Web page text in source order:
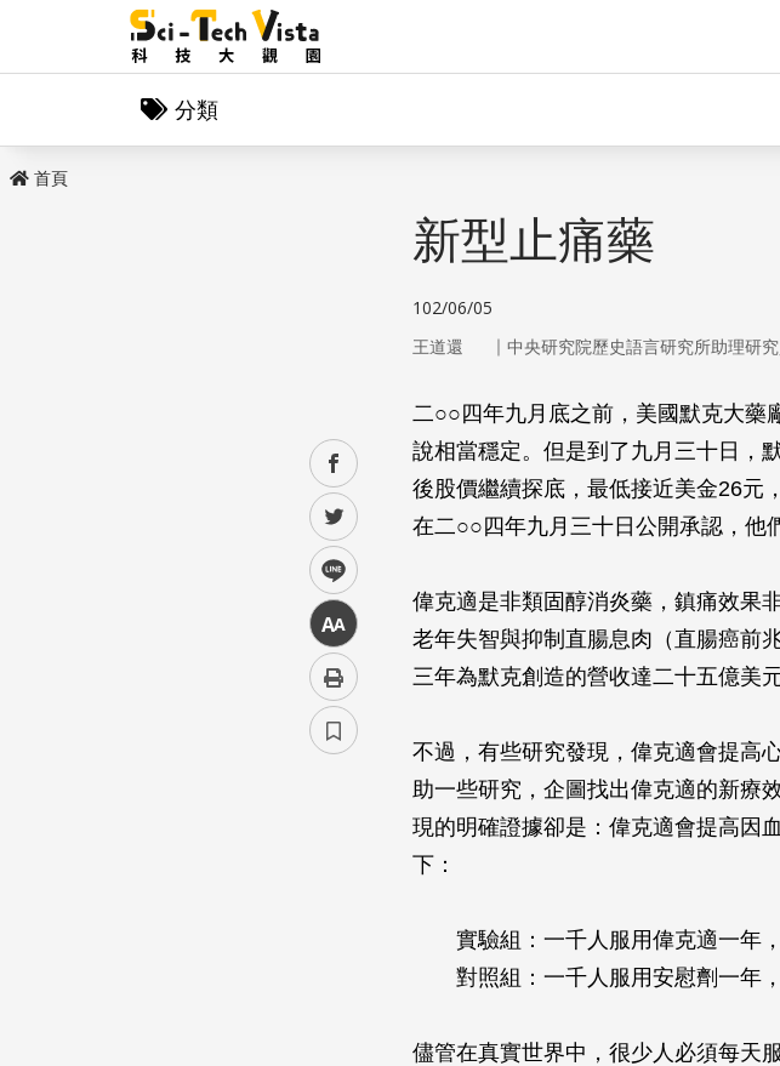
分類
首頁
facebook
twitter
line
中
新型止痛藥
102/06/05
王道還 ｜ 中央研究院歷史語言研究所助理研究
二○○四年九月底之前，美國默克大藥
說相當穩定。但是到了九月三十日，
後股價繼續探底，最低接近美金26元
在二○○四年九月三十日公開承認，他
偉克適是非類固醇消炎藥，鎮痛效果
老年失智與抑制直腸息肉（直腸癌前
三年為默克創造的營收達二十五億美
不過，有些研究發現，偉克適會提高
助一些研究，企圖找出偉克適的新療
現的明確證據卻是：偉克適會提高因
下：
實驗組：一千人服用偉克適一年，
對照組：一千人服用安慰劑一年，
儘管在真實世界中，很少人必須每天